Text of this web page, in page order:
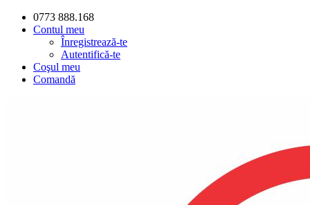
0773 888.168
Contul meu
Înregistrează-te
Autentifică-te
Coşul meu
Comandă